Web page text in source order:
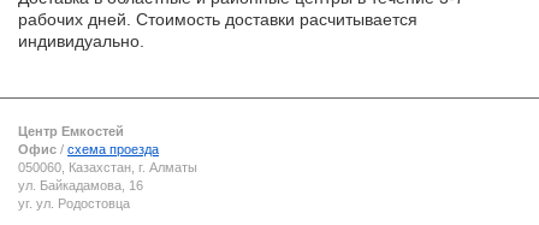
рабочих дней. Стоимость доставки расчитывается
индивидуально.
Центр Емкостей
Офис / схема проезда
050060, Казахстан, г. Алматы
ул. Байкадамова, 16
уг. ул. Родостовца